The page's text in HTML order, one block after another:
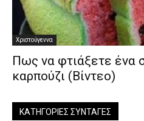
Χριστούγεννα
Πως να φτιάξετε ένα
καρπούζι (Βίντεο)
ΚΑΤΗΓΟΡΊΕΣ ΣΥΝΤΑΓΈΣ